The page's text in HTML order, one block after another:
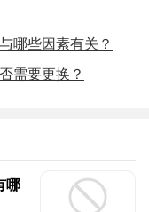
哪些因素有关？
需要更换？
哪